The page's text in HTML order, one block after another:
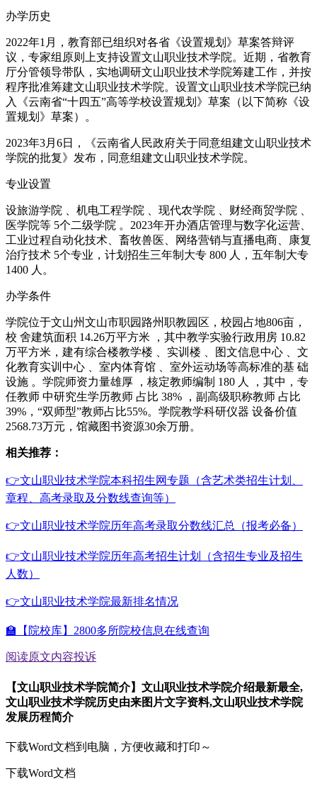
办学历史
2022年1月，教育部已组织对各省《设置规划》草案答辩评
议，专家组原则上支持设置文山职业技术学院。近期，省教育
厅分管领导带队，实地调研文山职业技术学院筹建工作，并按
程序批准筹建文山职业技术学院。设置文山职业技术学院已纳
入《云南省“十四五”高等学校设置规划》草案（以下简称《设
置规划》草案）。
2023年3月6日，《云南省人民政府关于同意组建文山职业技术
学院的批复》发布，同意组建文山职业技术学院。
专业设置
设旅游学院 、机电工程学院 、现代农学院 、财经商贸学院 、
医学院等 5个二级学院 。2023年开办酒店管理与数字化运营、
工业过程自动化技术、畜牧兽医、网络营销与直播电商、康复
治疗技术 5个专业，计划招生三年制大专 800 人，五年制大专
1400 人。
办学条件
学院位于文山州文山市职园路州职教园区，校园占地806亩，
校 舍建筑面积 14.26万平方米 ，其中教学实验行政用房 10.82
万平方米，建有综合楼教学楼 、实训楼 、图文信息中心 、文
化教育实训中心 、室内体育馆 、室外运动场等高标准的基 础
设施 。学院师资力量雄厚 ，核定教师编制 180 人 ，其中，专
任教师 中研究生学历教师 占比 38% ，副高级职称教师 占比
39%，“双师型”教师占比55%。学院教学科研仪器 设备价值
2568.73万元，馆藏图书资源30余万册。
相关推荐：
👉文山职业技术学院本科招生网专题（含艺术类招生计划、
章程、高考录取及分数线查询等）
👉文山职业技术学院历年高考录取分数线汇总（报考必备）
👉文山职业技术学院历年高考招生计划（含招生专业及招生
人数）
👉文山职业技术学院最新排名情况
🏫【院校库】2800多所院校信息在线查询
阅读原文内容投诉
【文山职业技术学院简介】文山职业技术学院介绍最新最全,
文山职业技术学院历史由来图片文字资料,文山职业技术学院
发展历程简介
下载Word文档到电脑，方便收藏和打印～
下载Word文档